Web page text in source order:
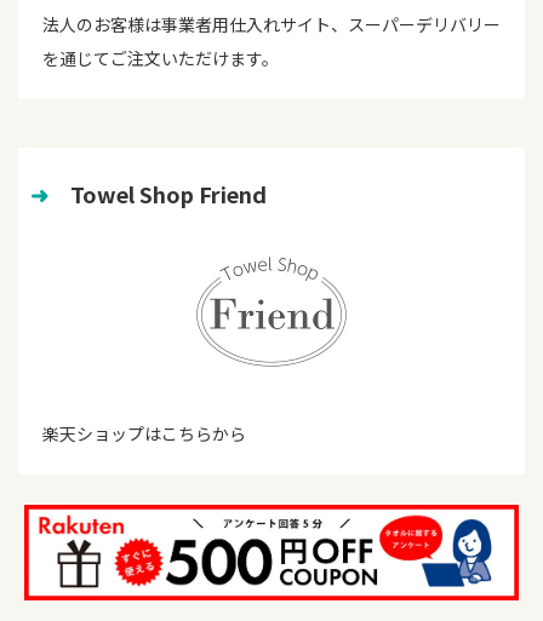
法人のお客様は事業者用仕入れサイト、スーパーデリバリー
を通じてご注文いただけます。
➜ Towel Shop Friend
楽天ショップはこちらから